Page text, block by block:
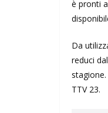
è pronti
Da
reduci
TTV 23.